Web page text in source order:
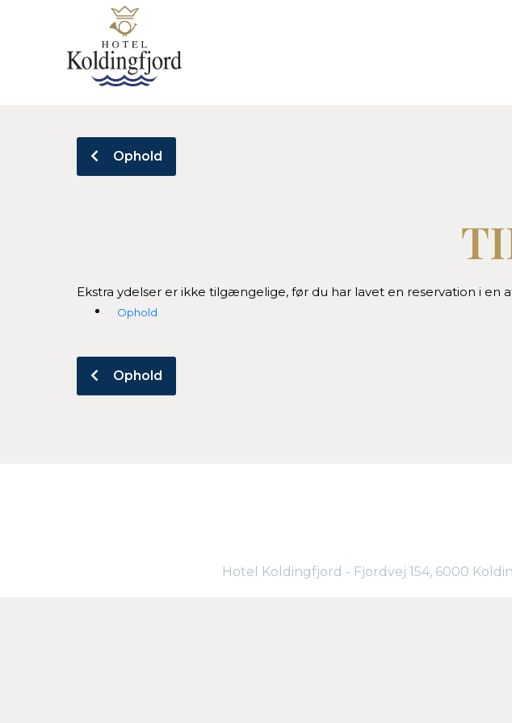
Ophold
Ekstra ydelser er ikke tilgængelige, før du har lavet en reservation i en
Ophold
Ophold
Hotel Koldingfjord - Fjordvej 154, 6000